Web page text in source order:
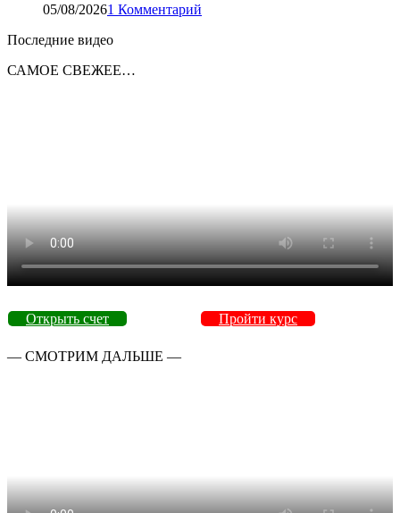
05/08/20261 Комментарий
Последние видео
САМОЕ СВЕЖЕЕ…
Открыть счет Пройти курс
— СМОТРИМ ДАЛЬШЕ —